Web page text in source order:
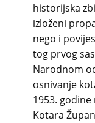
historijska
izloženi
nego i
tog prvog
Narodnom
osnivanje
1953.
Kotara